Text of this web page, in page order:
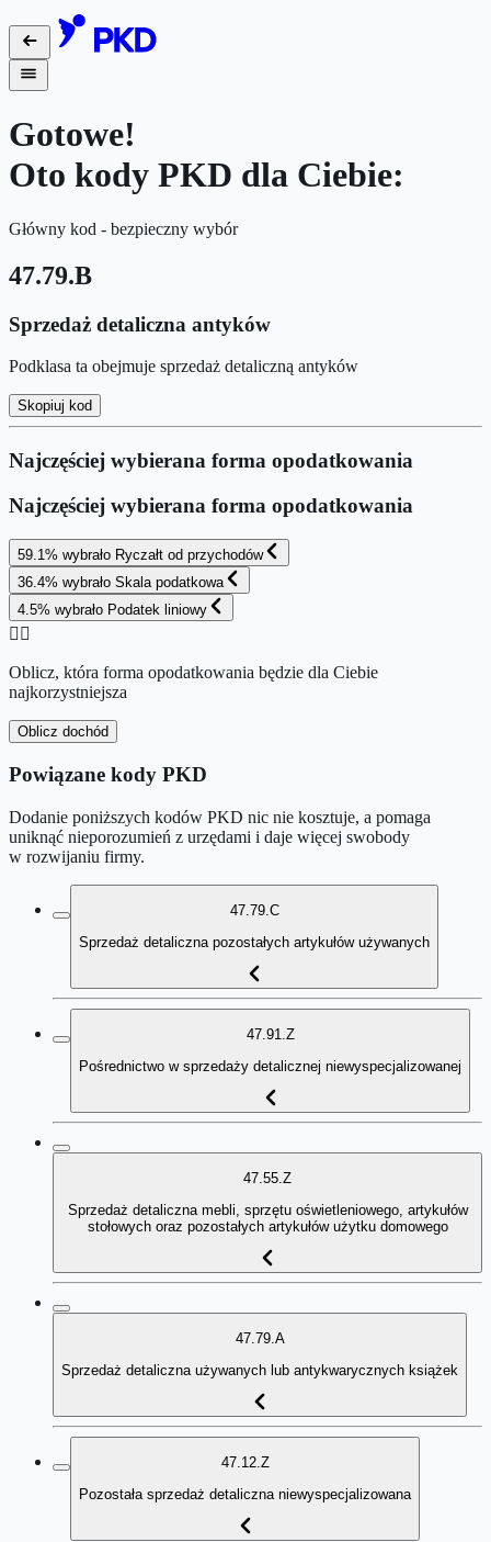
Gotowe!
Oto kody PKD dla Ciebie:
Główny kod - bezpieczny wybór
47.79.B
Sprzedaż detaliczna antyków
Podklasa ta obejmuje sprzedaż detaliczną antyków
Skopiuj kod
Najczęściej wybierana forma opodatkowania
Najczęściej wybierana forma opodatkowania
59.1% wybrało Ryczałt od przychodów
36.4% wybrało Skala podatkowa
4.5% wybrało Podatek liniowy
👉🏻
Oblicz, która forma opodatkowania będzie dla Ciebie
najkorzystniejsza
Oblicz dochód
Powiązane kody PKD
Dodanie poniższych kodów PKD nic nie kosztuje, a pomaga
uniknąć nieporozumień z urzędami i daje więcej swobody
w rozwijaniu firmy.
47.79.C
Sprzedaż detaliczna pozostałych artykułów używanych
47.91.Z
Pośrednictwo w sprzedaży detalicznej niewyspecjalizowanej
47.55.Z
Sprzedaż detaliczna mebli, sprzętu oświetleniowego, artykułów
stołowych oraz pozostałych artykułów użytku domowego
47.79.A
Sprzedaż detaliczna używanych lub antykwarycznych książek
47.12.Z
Pozostała sprzedaż detaliczna niewyspecjalizowana